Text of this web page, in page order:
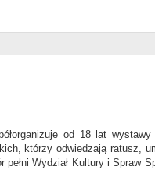
od 18 lat wystawy
którzy odwiedzają ratusz,
Wydział Kultury i Spraw